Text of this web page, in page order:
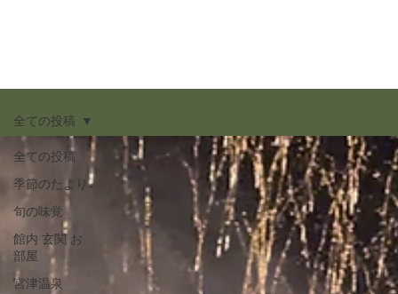
全ての投稿
季節のたより
旬の味覚
館内 玄関 お
部屋
宮津温泉
全ての投稿